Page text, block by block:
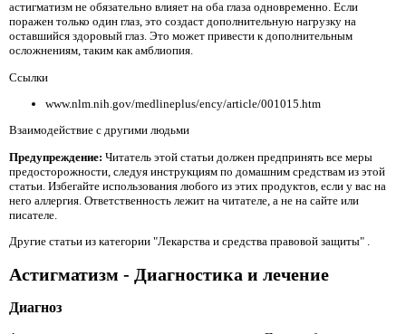
астигматизм не обязательно влияет на оба глаза одновременно. Если
поражен только один глаз, это создаст дополнительную нагрузку на
оставшийся здоровый глаз. Это может привести к дополнительным
осложнениям, таким как амблиопия.
Ссылки
www.nlm.nih.gov/medlineplus/ency/article/001015.htm
Взаимодействие с другими людьми
Предупреждение: Читатель этой статьи должен предпринять все меры
предосторожности, следуя инструкциям по домашним средствам из этой
статьи. Избегайте использования любого из этих продуктов, если у вас на
него аллергия. Ответственность лежит на читателе, а не на сайте или
писателе.
Другие статьи из категории "Лекарства и средства правовой защиты" .
Астигматизм - Диагностика и лечение
Диагноз